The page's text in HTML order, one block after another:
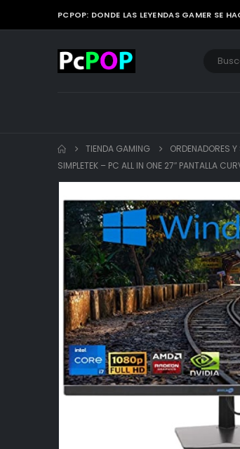
PCPOP: DONDE LAS LEYENDAS GAMER SE
TIENDA GAMING ORDENADORES
SIMPLETEK – PC ALL IN ONE 27″ PANTALLA